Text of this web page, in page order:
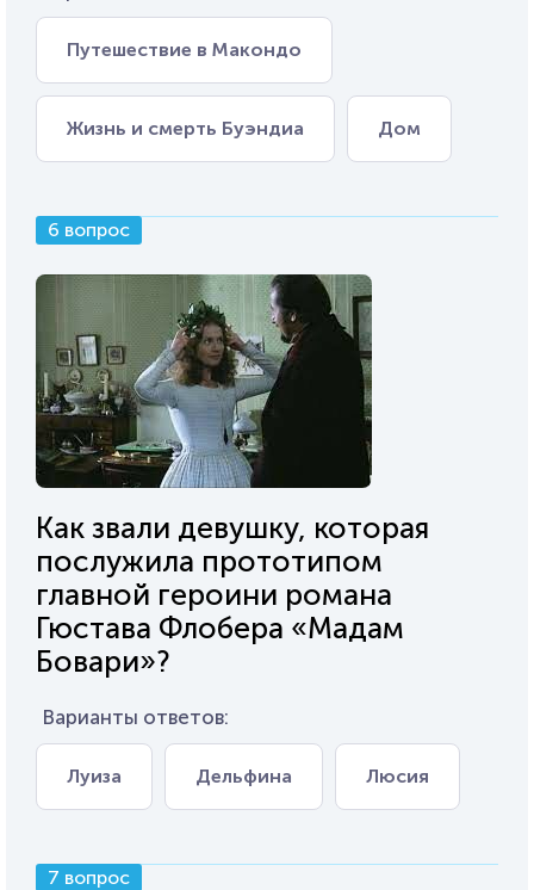
Путешествие в Макондо
Жизнь и смерть Буэндиа Дом
6 вопрос
Как звали девушку, которая
послужила прототипом
главной героини романа
Гюстава Флобера «Мадам
Бовари»?
Варианты ответов:
Луиза Дельфина Люсия
7 вопрос